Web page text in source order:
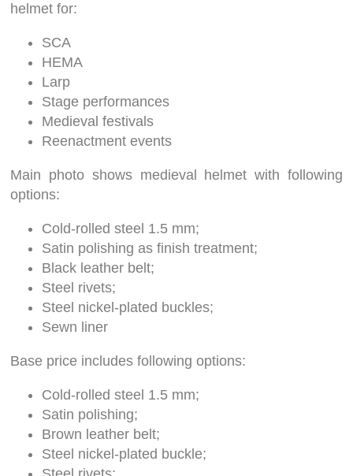
helmet for:
SCA
HEMA
Larp
Stage performances
Medieval festivals
Reenactment events
Main photo shows medieval helmet with following
options:
Cold-rolled steel 1.5 mm;
Satin polishing as finish treatment;
Black leather belt;
Steel rivets;
Steel nickel-plated buckles;
Sewn liner
Base price includes following options:
Cold-rolled steel 1.5 mm;
Satin polishing;
Brown leather belt;
Steel nickel-plated buckle;